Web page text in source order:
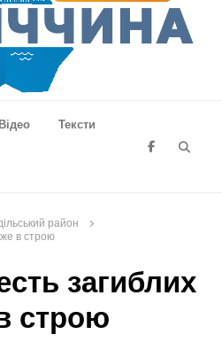
Відео Тексти
район
в строю
загиблих
строю